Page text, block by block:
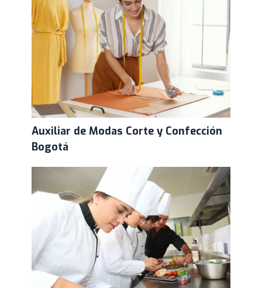
Auxiliar de Modas Corte y Confección
Bogotá